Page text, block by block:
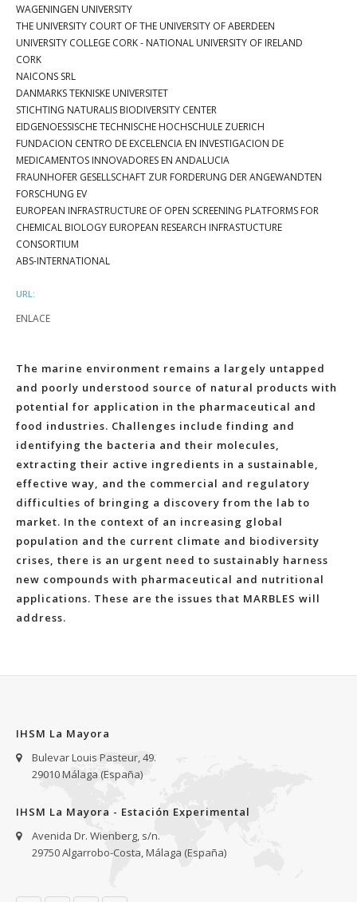
WAGENINGEN UNIVERSITY
THE UNIVERSITY COURT OF THE UNIVERSITY OF ABERDEEN
UNIVERSITY COLLEGE CORK - NATIONAL UNIVERSITY OF IRELAND
CORK
NAICONS SRL
DANMARKS TEKNISKE UNIVERSITET
STICHTING NATURALIS BIODIVERSITY CENTER
EIDGENOESSISCHE TECHNISCHE HOCHSCHULE ZUERICH
FUNDACION CENTRO DE EXCELENCIA EN INVESTIGACION DE
MEDICAMENTOS INNOVADORES EN ANDALUCIA
FRAUNHOFER GESELLSCHAFT ZUR FORDERUNG DER ANGEWANDTEN
FORSCHUNG EV
EUROPEAN INFRASTRUCTURE OF OPEN SCREENING PLATFORMS FOR
CHEMICAL BIOLOGY EUROPEAN RESEARCH INFRASTUCTURE
CONSORTIUM
ABS-INTERNATIONAL
URL:
ENLACE
The marine environment remains a largely untapped
and poorly understood source of natural products with
potential for application in the pharmaceutical and
food industries. Challenges include finding and
identifying the bacteria and their molecules,
extracting their active ingredients in a sustainable,
effective way, and the commercial and regulatory
difficulties of bringing a discovery from the lab to
market. In the context of an increasing global
population and the current climate and biodiversity
crises, there is an urgent need to sustainably harness
new compounds with pharmaceutical and nutritional
applications. These are the issues that MARBLES will
address.
IHSM La Mayora
Bulevar Louis Pasteur, 49.
29010 Málaga (España)
IHSM La Mayora - Estación Experimental
Avenida Dr. Wienberg, s/n.
29750 Algarrobo-Costa, Málaga (España)